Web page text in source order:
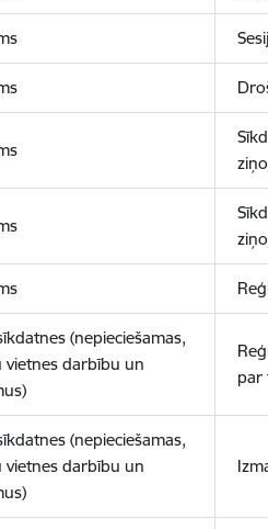
(nepieciešamas,
vietnes darbību un
par
(nepieciešamas,
vietnes darbību un